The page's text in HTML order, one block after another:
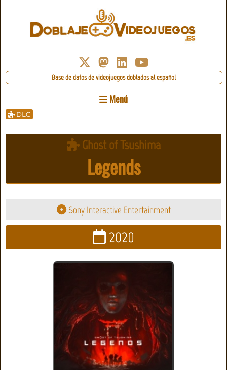
Base de datos de videojuegos doblados al español
Menú
DLC
Ghost of Tsushima
Legends
Sony Interactive Entertainment
2020